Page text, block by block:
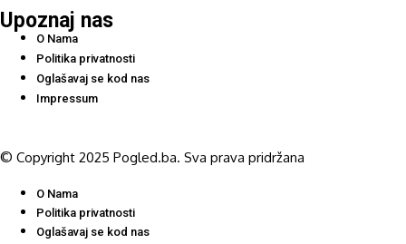
Upoznaj nas
O Nama
Politika privatnosti
Oglašavaj se kod nas
Impressum
© Copyright 2025 Pogled.ba. Sva prava pridržana
O Nama
Politika privatnosti
Oglašavaj se kod nas